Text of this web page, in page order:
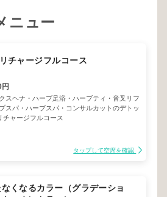
ニュー
チャージフルコース
スヘナ・ハーブ足浴・ハーブティ・音叉リフ
スパ・ハーブスパ・コンサルカットのデトッ
チャージフルコース
タップして空席を確認
くなるカラー（グラデーショ